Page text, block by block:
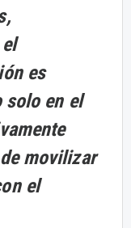
es
solo en el
movilizar
el